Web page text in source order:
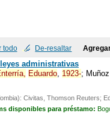
todo De-resaltar
administrativas
Eduardo, 1923-;
Civitas, Thomson Reuters;
disponibles para préstamo: